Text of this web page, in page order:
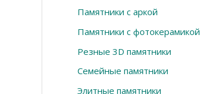
Памятники с аркой
Памятники с фотокерамикой
Резные 3D памятники
Семейные памятники
Элитные памятники